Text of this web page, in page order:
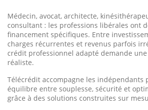
Médecin, avocat, architecte,
consultant : les professions libérales ont
financement spécifiques. Entre
charges récurrentes et revenus parfois
crédit professionnel adapté demande
réaliste.
Télécrédit accompagne les indépendants
équilibre entre souplesse, sécurité et
grâce à des solutions construites sur